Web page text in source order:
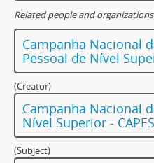
Related people and organizations
Campanha Nacional
Pessoal de Nível
(Creator)
Campanha Nacional
Nível Superior - CAPES
(Subject)